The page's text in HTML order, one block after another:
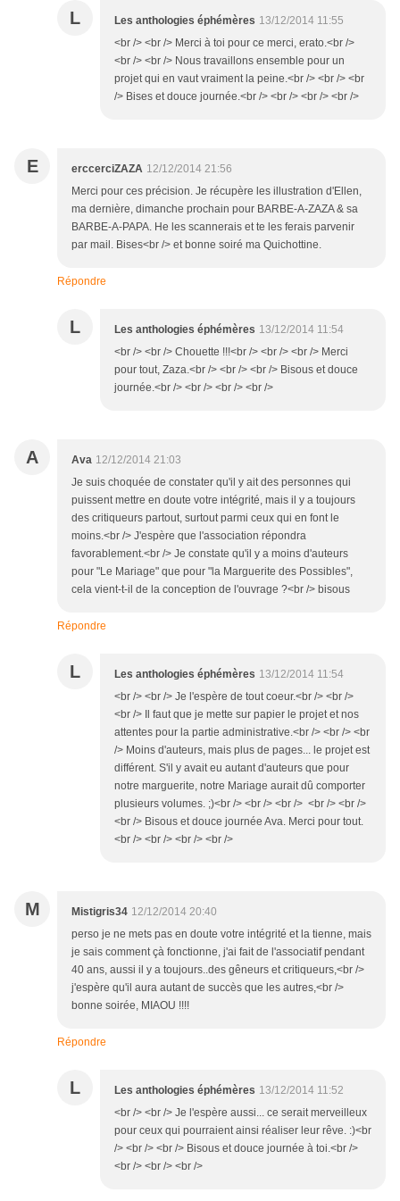
L Les anthologies éphémères 13/12/2014 11:55
<br /> <br /> Merci à toi pour ce merci, erato.<br />
<br /> <br /> Nous travaillons ensemble pour un
projet qui en vaut vraiment la peine.<br /> <br /> <br
/> Bises et douce journée.<br /> <br /> <br /> <br />
E erccerciZAZA 12/12/2014 21:56
Merci pour ces précision. Je récupère les illustration d'Ellen,
ma dernière, dimanche prochain pour BARBE-A-ZAZA & sa
BARBE-A-PAPA. He les scannerais et te les ferais parvenir
par mail. Bises<br /> et bonne soiré ma Quichottine.
Répondre
L Les anthologies éphémères 13/12/2014 11:54
<br /> <br /> Chouette !!!<br /> <br /> <br /> Merci
pour tout, Zaza.<br /> <br /> <br /> Bisous et douce
journée.<br /> <br /> <br /> <br />
A Ava 12/12/2014 21:03
Je suis choquée de constater qu'il y ait des personnes qui
puissent mettre en doute votre intégrité, mais il y a toujours
des critiqueurs partout, surtout parmi ceux qui en font le
moins.<br /> J'espère que l'association répondra
favorablement.<br /> Je constate qu'il y a moins d'auteurs
pour "Le Mariage" que pour "la Marguerite des Possibles",
cela vient-t-il de la conception de l'ouvrage ?<br /> bisous
Répondre
L Les anthologies éphémères 13/12/2014 11:54
<br /> <br /> Je l'espère de tout coeur.<br /> <br />
<br /> Il faut que je mette sur papier le projet et nos
attentes pour la partie administrative.<br /> <br /> <br
/> Moins d'auteurs, mais plus de pages... le projet est
différent. S'il y avait eu autant d'auteurs que pour
notre marguerite, notre Mariage aurait dû comporter
plusieurs volumes. ;)<br /> <br /> <br /> <br /> <br />
<br /> Bisous et douce journée Ava. Merci pour tout.
<br /> <br /> <br /> <br />
M Mistigris34 12/12/2014 20:40
perso je ne mets pas en doute votre intégrité et la tienne, mais
je sais comment çà fonctionne, j'ai fait de l'associatif pendant
40 ans, aussi il y a toujours..des gêneurs et critiqueurs,<br />
j'espère qu'il aura autant de succès que les autres,<br />
bonne soirée, MIAOU !!!!
Répondre
L Les anthologies éphémères 13/12/2014 11:52
<br /> <br /> Je l'espère aussi... ce serait merveilleux
pour ceux qui pourraient ainsi réaliser leur rêve. :)<br
/> <br /> <br /> Bisous et douce journée à toi.<br />
<br /> <br /> <br />